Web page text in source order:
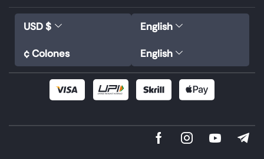
USD $
¢ Colones
English
English